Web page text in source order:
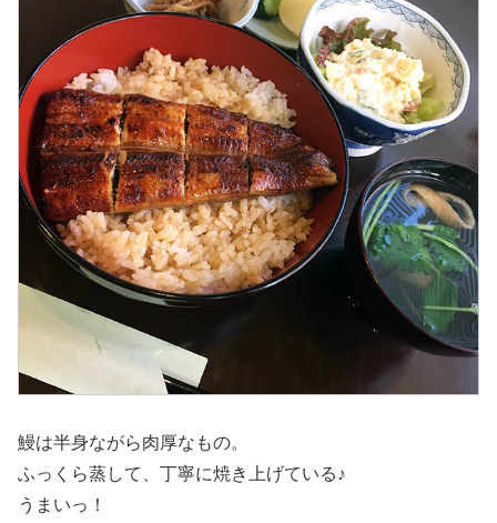
鰻は半身ながら肉厚なもの。
ふっくら蒸して、丁寧に焼き上げている♪
うまいっ！